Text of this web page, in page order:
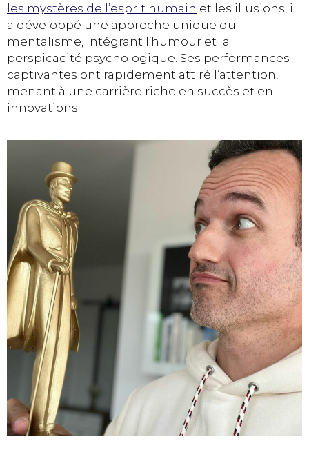
les mystères de l’esprit humain et les illusions, il
a développé une approche unique du
mentalisme, intégrant l’humour et la
perspicacité psychologique. Ses performances
captivantes ont rapidement attiré l’attention,
menant à une carrière riche en succès et en
innovations.